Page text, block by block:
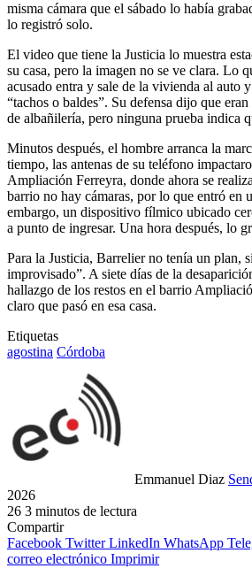
misma cámara que el sábado lo había
lo registró solo.
El video que tiene la Justicia lo muestra
su casa, pero la imagen no se ve clara. Lo
acusado entra y sale de la vivienda al auto
“tachos o baldes”. Su defensa dijo que
de albañilería, pero ninguna prueba indica
Minutos después, el hombre arranca la
tiempo, las antenas de su teléfono
Ampliación Ferreyra, donde ahora se
barrio no hay cámaras, por lo que entró en
embargo, un dispositivo fílmico ubicado
a punto de ingresar. Una hora después, lo
Para la Justicia, Barrelier no tenía un plan,
improvisado”. A siete días de la
hallazgo de los restos en el barrio
claro que pasó en esa casa.
Etiquetas
agostina Córdoba
Emmanuel Diaz
2026
26 3 minutos de lectura
Compartir
Facebook Twitter LinkedIn WhatsApp
correo electrónico Imprimir